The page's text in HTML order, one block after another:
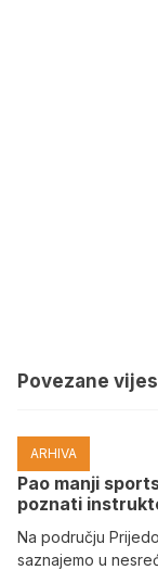
Povezane
ARHIVA
Pao manji
poznati
Na području
saznajemo u